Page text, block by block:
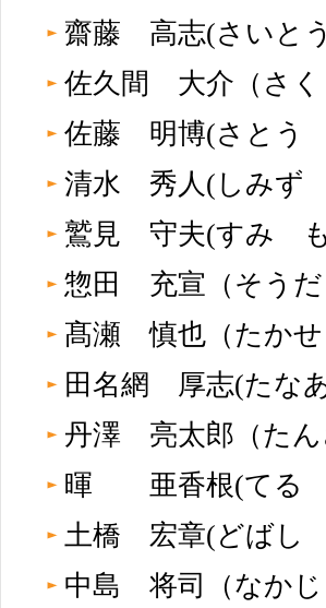
齋藤 高志(さい
佐久間 大介（さ
佐藤 明博(さと
清水 秀人(しみ
鷲見 守夫(すみ
惣田 充宣（そう
髙瀬 慎也（たか
田名網 厚志(た
丹澤 亮太郎（た
暉 亜香根(てる
土橋 宏章(どば
中島 将司（なか